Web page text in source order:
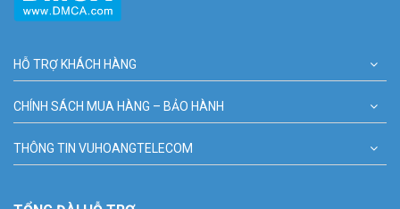
HỖ TRỢ KHÁCH HÀNG
CHÍNH SÁCH MUA HÀNG – BẢO HÀNH
THÔNG TIN VUHOANGTELECOM